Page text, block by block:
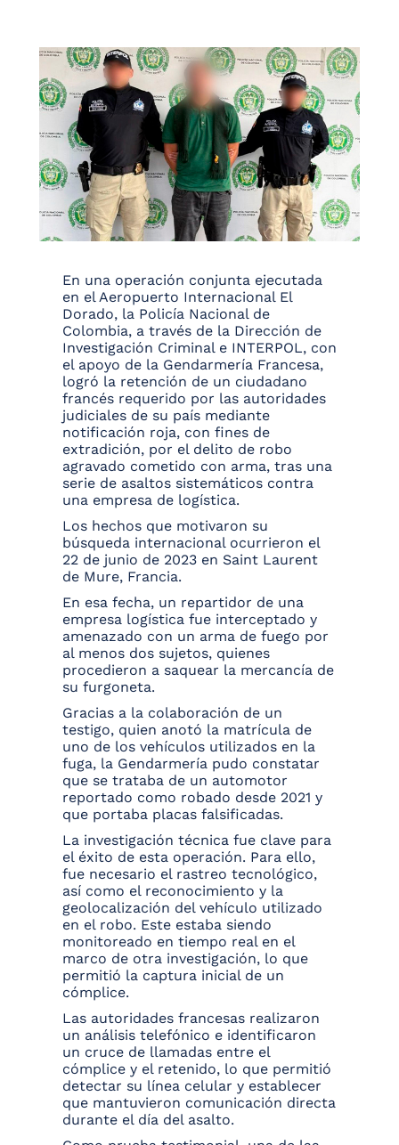
En una operación conjunta ejecutada
en el Aeropuerto Internacional El
Dorado, la Policía Nacional de
Colombia, a través de la Dirección de
Investigación Criminal e INTERPOL, con
el apoyo de la Gendarmería Francesa,
logró la retención de un ciudadano
francés requerido por las autoridades
judiciales de su país mediante
notificación roja, con fines de
extradición, por el delito de robo
agravado cometido con arma, tras una
serie de asaltos sistemáticos contra
una empresa de logística.
Los hechos que motivaron su
búsqueda internacional ocurrieron el
22 de junio de 2023 en Saint Laurent
de Mure, Francia.
En esa fecha, un repartidor de una
empresa logística fue interceptado y
amenazado con un arma de fuego por
al menos dos sujetos, quienes
procedieron a saquear la mercancía de
su furgoneta.
Gracias a la colaboración de un
testigo, quien anotó la matrícula de
uno de los vehículos utilizados en la
fuga, la Gendarmería pudo constatar
que se trataba de un automotor
reportado como robado desde 2021 y
que portaba placas falsificadas.
La investigación técnica fue clave para
el éxito de esta operación. Para ello,
fue necesario el rastreo tecnológico,
así como el reconocimiento y la
geolocalización del vehículo utilizado
en el robo. Este estaba siendo
monitoreado en tiempo real en el
marco de otra investigación, lo que
permitió la captura inicial de un
cómplice.
Las autoridades francesas realizaron
un análisis telefónico e identificaron
un cruce de llamadas entre el
cómplice y el retenido, lo que permitió
detectar su línea celular y establecer
que mantuvieron comunicación directa
durante el día del asalto.